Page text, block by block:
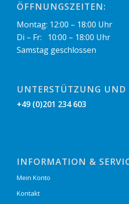
ÖFFNUNGSZEITEN:
Montag: 12:00 – 18:00 Uhr
Di – Fr: 10:00 – 18:00 Uhr
Samstag geschlossen
UNTERSTÜTZUNG UND
+49 (0)201 234 603
INFORMATION &
Mein Konto
Kontakt